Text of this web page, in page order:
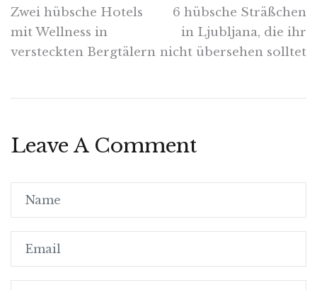
Beitragsnavigation
Zwei hübsche Hotels
mit Wellness in
versteckten Bergtälern
6 hübsche Sträßchen
in Ljubljana, die ihr
nicht übersehen solltet
Leave A Comment